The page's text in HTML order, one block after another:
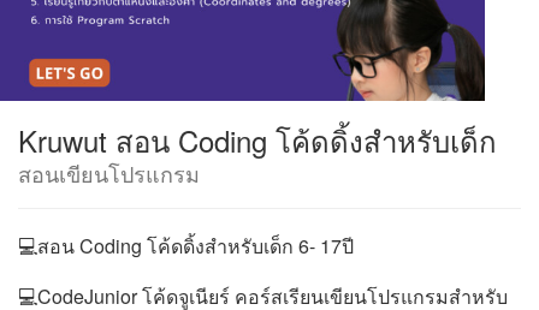
Kruwut สอน Coding โค้ดดิ้งสำหรับเด็ก
สอนเขียนโปรแกรม
💻สอน Coding โค้ดดิ้งสำหรับเด็ก 6- 17ปี
💻CodeJunior โค้ดจูเนียร์ คอร์สเรียนเขียนโปรแกรมสำหรับ